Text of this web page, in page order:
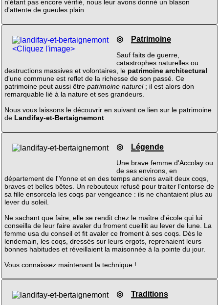
n'étant pas encore vérifié, nous leur avons donné un blason
d'attente de gueules plain
<Cliquez l'image>
◎ Patrimoine
Sauf faits de guerre,
catastrophes naturelles ou
destructions massives et volontaires, le patrimoine architectural
d'une commune est reflet de la richesse de son passé. Ce
patrimoine peut aussi être patrimoine naturel; il est alors don
remarquable lié à la nature et ses grandeurs.
Nous vous laissons le découvrir en suivant ce lien sur le patrimoine
de Landifay-et-Bertaignemont
◎ Légende
Une brave femme d'Accolay ou
de ses environs, en
département de l'Yonne et en des temps anciens avait deux coqs,
braves et belles bêtes. Un rebouteux refusé pour traiter l'entorse de
sa fille ensorcela les coqs par vengeance : ils ne chantaient plus au
lever du soleil.
Ne sachant que faire, elle se rendit chez le maître d'école qui lui
conseilla de leur faire avaler du froment cueillit au lever de lune. La
femme usa du conseil et fit avaler ce froment à ses coqs. Dès le
lendemain, les coqs, dressés sur leurs ergots, reprenaient leurs
bonnes habitudes et réveillaient la maisonnée à la pointe du jour.
Vous connaissez maintenant la technique !
◎ Traditions